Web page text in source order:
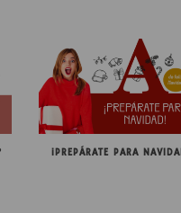
¡PREPÁRATE PARA